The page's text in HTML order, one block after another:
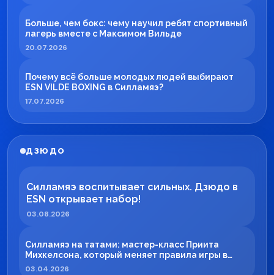
Больше, чем бокс: чему научил ребят спортивный
лагерь вместе с Максимом Вильде
20.07.2026
Почему всё больше молодых людей выбирают
ESN VILDE BOXING в Силламяэ?
17.07.2026
ДЗЮДО
Силламяэ воспитывает сильных. Дзюдо в
ESN открывает набор!
03.08.2026
Силламяэ на татами: мастер-класс Приита
Михкелсона, который меняет правила игры в
регионе
03.04.2026